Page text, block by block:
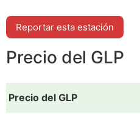
Reportar esta estación
Precio del GLP
Precio del GLP